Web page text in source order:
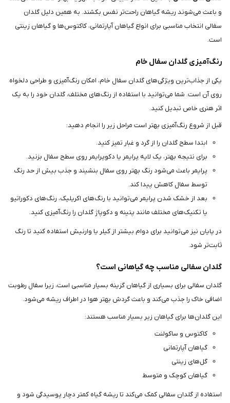
و باعث می‌شوند ریشه گیاهان راحت‌تر نفس بکشند. به همین دلیل گلدان
سفالی انتخاب مناسبی برای انواع گیاهان آپارتمانی، کاکتوس‌ها و گیاهان زینتی
است.
رنگ‌آمیزی گلدان سفال خام
یکی از جذاب‌ترین ویژگی‌های گلدان سفال خام، امکان رنگ‌آمیزی و طراحی دلخواه
روی آن است. شما می‌توانید با استفاده از رنگ‌های مختلف، گلدان خود را به یک
اثر هنری خاص تبدیل کنید.
قبل از شروع رنگ‌آمیزی بهتر است مراحل زیر را انجام دهید:
ابتدا سطح گلدان را از گرد و غبار تمیز کنید.
برای نتیجه بهتر، یک لایه پرایمر یا دکوپرایمر روی سطح سفال بزنید.
پرایمر باعث می‌شود رنگ بهتر روی سفال بنشیند و جذب بیش از حد رنگ
توسط سفال کاهش پیدا کند.
بعد از خشک شدن پرایمر می‌توانید با رنگ‌های اکریلیک، رنگ‌های دکوراتیو
یا تکنیک‌های مختلف مانند پتینه و دکوپاژ گلدان را رنگ‌آمیزی کنید.
در پایان نیز می‌توانید برای دوام بیشتر از کیلر یا وارنیش استفاده کنید تا رنگ
ثابت‌تر شود.
گلدان سفالی مناسب چه گیاهانی است؟
گلدان سفالی برای بسیاری از گیاهان گزینه بسیار مناسبی است، زیرا سفال رطوبت
اضافی خاک را جذب می‌کند و باعث گردش بهتر هوا در اطراف ریشه می‌شود.
این گلدان‌ها برای گیاهان زیر بسیار مناسب هستند:
کاکتوس و ساکولنت
گیاهان آپارتمانی
گل‌های زینتی
گیاهان کوچک و متوسط
استفاده از گلدان سفالی کمک می‌کند تا ریشه گیاه کمتر دچار پوسیدگی شود و